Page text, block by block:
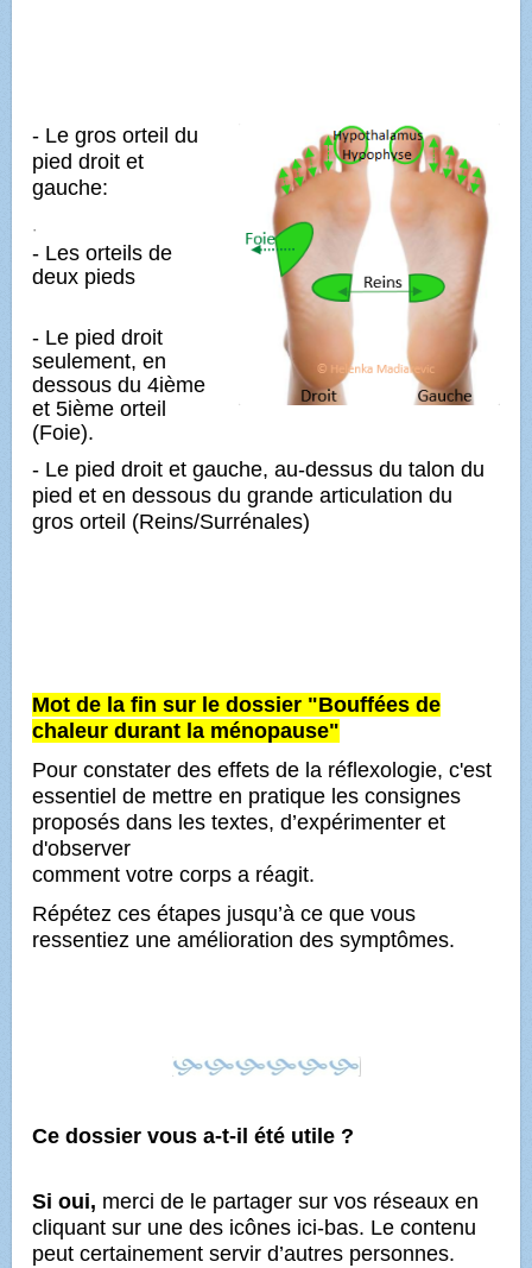
- Le gros orteil du
pied droit et
gauche:
·
- Les orteils de
deux pieds
- Le pied droit
seulement, en
dessous du 4ième
et 5ième orteil
(Foie).
- Le pied droit et gauche,au-dessus du talon du
pied et en dessous du grande articulation du
gros orteil (Reins/Surrénales)
Mot de la fin sur le dossier "Bouffées de
chaleur durant la ménopause"
Pour constater des effets de la réflexologie, c'est
essentiel de mettre en pratique les consignes
proposés dans les textes, d’expérimenter et
d'observer
comment votre corps a réagit.
Répétez ces étapes jusqu’à ce que vous
ressentiez une amélioration des symptômes.
Ce dossier vous a-t-il été utile ?
Si oui, merci de le partager sur vos réseaux en
cliquant sur une des icônes ici-bas. Le contenu
peut certainement servir d’autres personnes.